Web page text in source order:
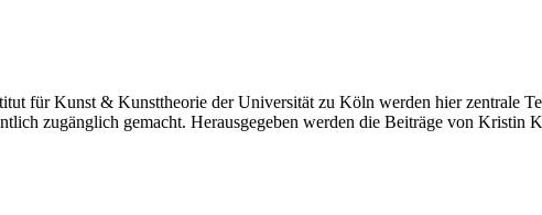
für Kunst & Kunsttheorie der Universität zu Köln werden hier zentrale
zugänglich gemacht. Herausgegeben werden die Beiträge von Kristin